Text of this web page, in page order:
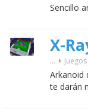
Sencillo
X-
...
Arkanoid
te darán